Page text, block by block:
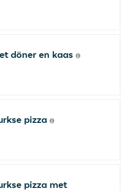
döner en kaas
pizza
pizza met